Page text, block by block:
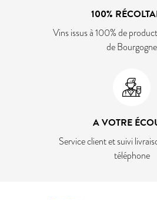
100%
Vins issus à 100% de
de Bourgogne
A VOTRE
Service client et suivi
téléphone